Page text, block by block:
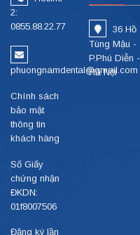
2:
0855.88.22.77
phuongnamdental@gmail.com
Chính sách
bảo mật
thông tin
khách hàng
Số Giấy
chứng nhận
ĐKDN:
01f8007506
Đăng ký lần
36 Hồ
Tùng Mậu -
P.Phú Diễn -
Hà Nội